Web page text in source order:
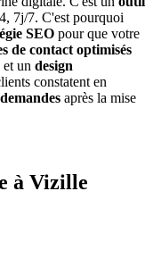
7j/7. C'est pourquoi
SEO pour que votre
de contact optimisés
un design
constatent en
après la mise
à Vizille